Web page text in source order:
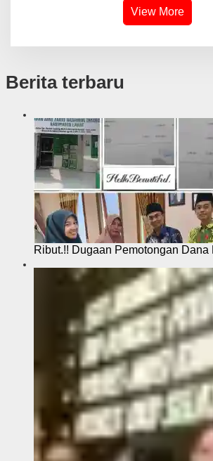
View More
Berita terbaru
Ribut.!! Dugaan Pemotongan